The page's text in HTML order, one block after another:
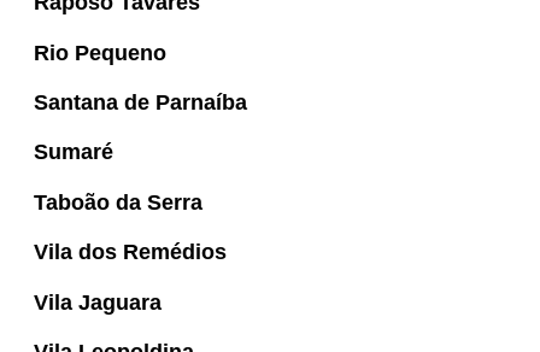
Rio Pequeno
Santana de Parnaíba
Sumaré
Taboão da Serra
Vila dos Remédios
Vila Jaguara